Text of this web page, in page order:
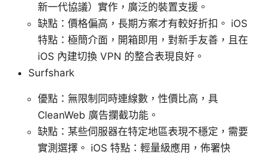
新一代協議）實作，廣泛的裝置支援。
缺點：價格偏高，長期方案才有較好折扣。 iOS
特點：極簡介面，開箱即用，對新手友善，且在
iOS 內建切換 VPN 的整合表現良好。
Surfshark
優點：無限制同時連線數，性價比高，具
CleanWeb 廣告攔截功能。
缺點：某些伺服器在特定地區表現不穩定，需要
實測選擇。 iOS 特點：輕量級應用，佈署快